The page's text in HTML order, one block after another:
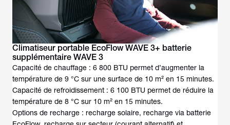
Climatiseur portable EcoFlow WAVE 3+ batterie
supplémentaire WAVE 3
Capacité de chauffage : 6 800 BTU permet d’augmenter la
température de 9 °C sur une surface de 10 m² en 15 minutes.
Capacité de refroidissement : 6 100 BTU permet de réduire la
température de 8 °C sur 10 m² en 15 minutes.
Options de recharge : recharge solaire, recharge via batterie